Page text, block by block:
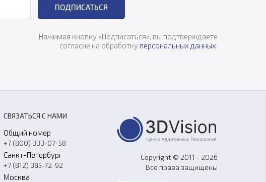
ПОДПИСАТЬСЯ
Нажимая кнопку «Подписаться», вы подтверждаете
согласие на обработку персональных данных.
СВЯЗАТЬСЯ С НАМИ
Общий номер
+7 (800) 333-07-58
Санкт-Петербург
+7 (812) 385-72-92
Москва
Copyright © 2011 - 2026
Все права защищены